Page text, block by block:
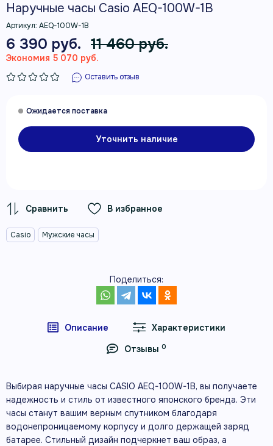
Наручные часы Casio AEQ-100W-1B
Артикул: AEQ-100W-1B
6 390 руб. 11 460 руб.
Экономия 5 070 руб.
Оставить отзыв
Уточнить наличие
В избранное
Casio Мужские часы
Поделиться:
Описание
Характеристики
Отзывы 0
Выбирая наручные часы CASIO AEQ-100W-1B, вы получаете
надежность и стиль от известного японского бренда. Эти
часы станут вашим верным спутником благодаря
водонепроницаемому корпусу и долго держащей заряд
батарее. Стильный дизайн подчеркнет ваш образ, а